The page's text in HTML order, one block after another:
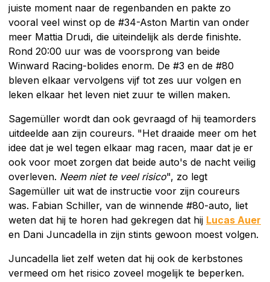
juiste moment naar de regenbanden en pakte zo
vooral veel winst op de #34-Aston Martin van onder
meer Mattia Drudi, die uiteindelijk als derde finishte.
Rond 20:00 uur was de voorsprong van beide
Winward Racing-bolides enorm. De #3 en de #80
bleven elkaar vervolgens vijf tot zes uur volgen en
leken elkaar het leven niet zuur te willen maken.
Sagemüller wordt dan ook gevraagd of hij teamorders
uitdeelde aan zijn coureurs. "Het draaide meer om het
idee dat je wel tegen elkaar mag racen, maar dat je er
ook voor moet zorgen dat beide auto's de nacht veilig
overleven. Neem niet te veel risico", zo legt
Sagemüller uit wat de instructie voor zijn coureurs
was. Fabian Schiller, van de winnende #80-auto, liet
weten dat hij te horen had gekregen dat hij Lucas Auer
en Dani Juncadella in zijn stints gewoon moest volgen.
Juncadella liet zelf weten dat hij ook de kerbstones
vermeed om het risico zoveel mogelijk te beperken.